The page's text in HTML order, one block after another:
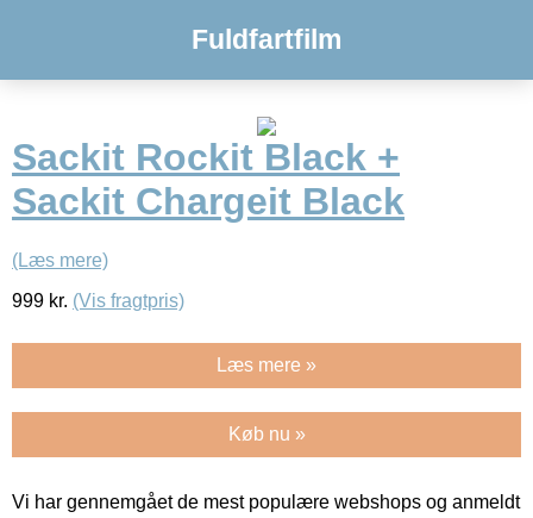
Fuldfartfilm
Sackit Rockit Black +
Sackit Chargeit Black
(Læs mere)
999 kr. (Vis fragtpris)
Læs mere »
Køb nu »
Vi har gennemgået de mest populære webshops og anmeldt